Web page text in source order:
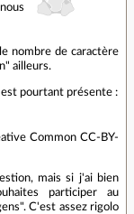
nombre de caractère
ailleurs.
pourtant présente :
Common CC-BY-
mais si j'ai bien
participer au
C'est assez rigolo